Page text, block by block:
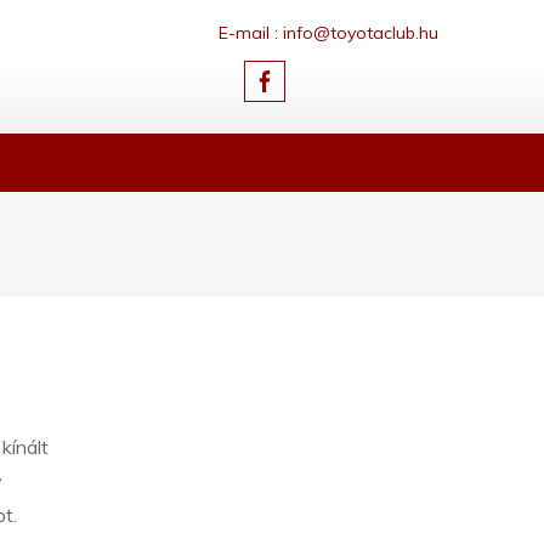
E-mail : info@toyotaclub.hu